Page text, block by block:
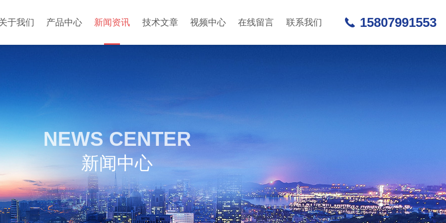
于我们 产品中心 新闻资讯 技术文章 视频中心 在线留言 联系我们 15807991553
NEWS CENTER
新闻中心